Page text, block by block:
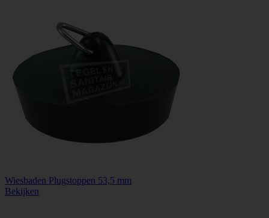
Wiesbaden Plugstoppen 53,5 mm
Bekijken